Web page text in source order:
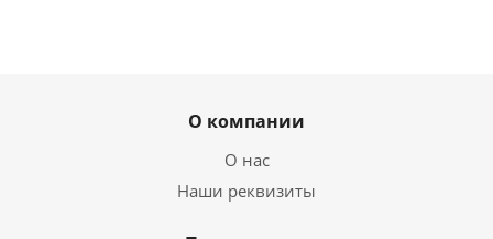
О компании
О нас
Наши реквизиты